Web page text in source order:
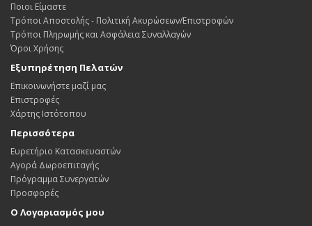
Ποιοι Είμαστε
Τρόποι Αποστολής - Πολιτική Ακυρώσεων/Επιστροφών
Τρόποι Πληρωμής και Ασφάλεια Συναλλαγών
Όροι Χρήσης
Εξυπηρέτηση Πελατών
Επικοινωνήστε μαζί μας
Επιστροφές
Χάρτης Ιστότοπου
Περισσότερα
Ευρετήριο Κατασκευαστών
Αγορά Δωροεπιταγής
Πρόγραμμα Συνεργατών
Προσφορές
Ο Λογαριασμός μου